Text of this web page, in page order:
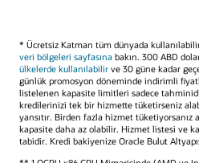
* Ücretsiz Katman tüm dünyada
veri bölgeleri sayfasına bakın. 300 ABD
ülkelerde kullanılabilir ve 30 güne kadar
günlük promosyon döneminde indirimli
listelenen kapasite limitleri sadece
kredilerinizi tek bir hizmette tüketirseniz
yansıtır. Birden fazla hizmet tüketiyorsanız
kapasite daha az olabilir. Hizmet listesi ve
tabidir. Kredi bakiyenize Oracle Bulut